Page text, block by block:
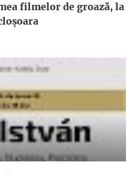
filmelor de groază, la